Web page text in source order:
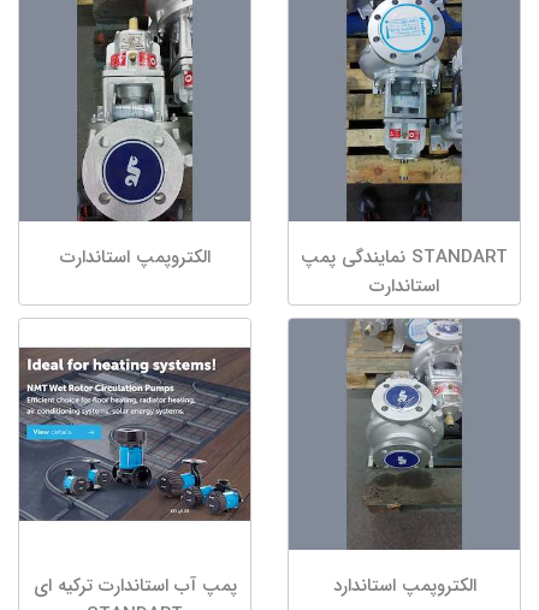
STANDART نمایندگی پمپ
استاندارت
الکتروپمپ استاندارت
الکتروپمپ استاندارد
پمپ آب استاندارت ترکیه ای